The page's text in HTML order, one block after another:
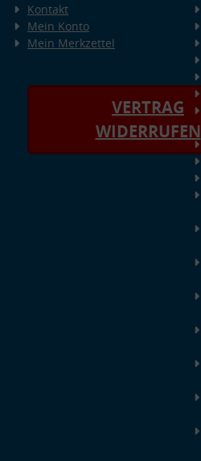
Kontakt
Mein Konto
Mein Merkzettel
VERTRAG
WIDERRUFEN